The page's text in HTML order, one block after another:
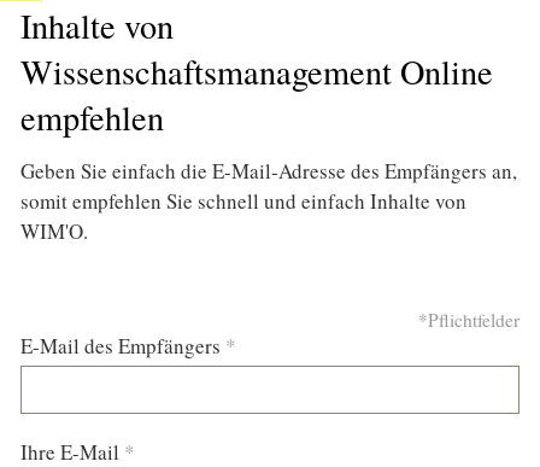
Inhalte von
Wissenschaftsmanagement Online
empfehlen
Geben Sie einfach die E-Mail-Adresse des Empfängers an,
somit empfehlen Sie schnell und einfach Inhalte von
WIM'O.
*Pflichtfelder
E-Mail des Empfängers *
Ihre E-Mail *